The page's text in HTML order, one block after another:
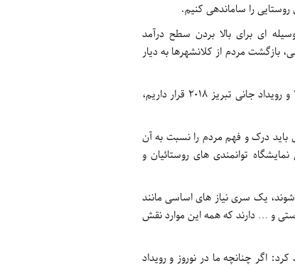
را ساماندهی کنیم.
ای برای بالا بردن سطح درآمد
مردم از کلانشهرها به دیار
عضو شورای شهر اهر ادامه داد: با توجه به اینکه در آستانه عید نوروز ۱۳۹۷ و رویداد جانی تبریز ۲۰۱۸ قرار داریم،
درک و فهم مردم را نسبت به آن
توانمندی های روستائیان و
یک سری نیاز های اساسی مانند
و … دارند که همه این موارد نقش
اگر چنانچه ما در نوروز و رویداد